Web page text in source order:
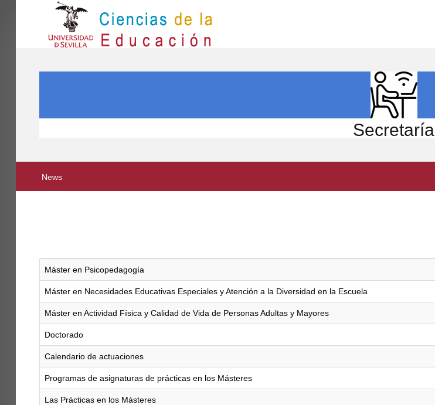
PARTICIPA
Secretaría
News
Máster en Psicopedagogía
Máster en Necesidades Educativas Especiales y Atención a la Diversidad en la Escuela
Máster en Actividad Física y Calidad de Vida de Personas Adultas y Mayores
Doctorado
Calendario de actuaciones
Programas de asignaturas de prácticas en los Másteres
Las Prácticas en los Másteres